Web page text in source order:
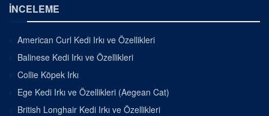
İNCELEME
American Curl Kedi Irkı ve Özellikleri
Balinese Kedi Irkı ve Özellikleri
Collie Köpek Irkı
Ege Kedi Irkı ve Özellikleri (Aegean Cat)
British Longhair Kedi Irkı ve Özellikleri